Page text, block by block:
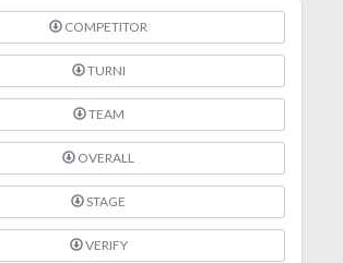
COMPETITOR
TURNI
TEAM
OVERALL
STAGE
VERIFY